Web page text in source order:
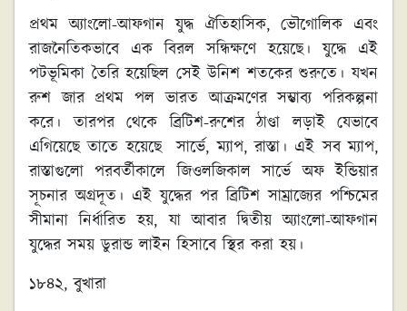
প্রথম অ্যাংলো-আফগান যুদ্ধ ঐতিহাসিক, ভৌগোলিক এবং
রাজনৈতিকভাবে এক বিরল সন্ধিক্ষণে হয়েছে। যুদ্ধে এই
পটভূমিকা তৈরি হয়েছিল সেই উনিশ শতকের শুরুতে। যখন
রুশ জার প্রথম পল ভারত আক্রমণের সম্ভাব্য পরিকল্পনা
করে। তারপর থেকে ব্রিটিশ-রুশের ঠাণ্ডা লড়াই যেভাবে
এগিয়েছে তাতে হয়েছে সার্ভে, ম্যাপ, রাস্তা। এই সব ম্যাপ,
রাস্তাগুলো পরবর্তীকালে জিওলজিকাল সার্ভে অফ ইন্ডিয়ার
সূচনার অগ্রদূত। এই যুদ্ধের পর ব্রিটিশ সাম্রাজ্যের পশ্চিমের
সীমানা নির্ধারিত হয়, যা আবার দ্বিতীয় অ্যাংলো-আফগান
যুদ্ধের সময় ডুরান্ড লাইন হিসাবে স্থির করা হয়।
১৮৪২, বুখারা